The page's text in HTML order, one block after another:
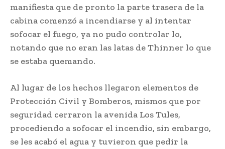
manifiesta que de pronto la parte trasera de la
cabina comenzó a incendiarse y al intentar
sofocar el fuego, ya no pudo controlar lo,
notando que no eran las latas de Thinner lo que
se estaba quemando.
Al lugar de los hechos llegaron elementos de
Protección Civil y Bomberos, mismos que por
seguridad cerraron la avenida Los Tules,
procediendo a sofocar el incendio, sin embargo,
se les acabó el agua y tuvieron que pedir la